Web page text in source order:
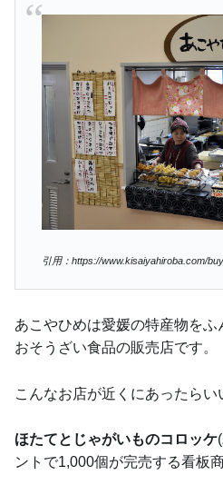
引用：https://www.kisaiyahiroba.com/
あこやひめは愛媛の特産物をふ
おそうざい食品の販売店です。
こんなお店が近くにあったらい
ほたてとじゃがいものコロッケ
ントで1,000個が完売する看板